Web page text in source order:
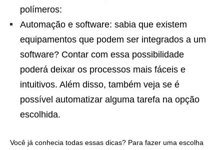
polímeros:
Automação e software: sabia que existem
equipamentos que podem ser integrados a um
software? Contar com essa possibilidade
poderá deixar os processos mais fáceis e
intuitivos. Além disso, também veja se é
possível automatizar alguma tarefa na opção
escolhida.
Você já conhecia todas essas dicas? Para fazer uma escolha